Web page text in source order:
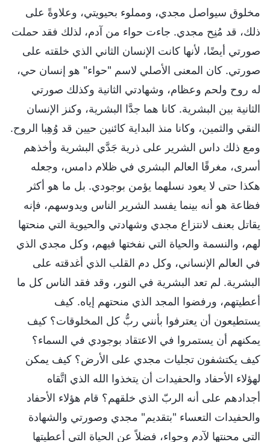
مخلوق سيواصل مجدي، ومملوء بحيويتي، وعلاوةً على
ذلك، قد مُنِح مجدي. جاءت حواء من آدم، لذلك فقد حملت
صورتي أيضًا، لأنها كانت الإنسان الثاني الذي خلقته على
صورتي. كان المعنى الأصلي لاسم "حواء" هو إنسان حي،
له روح ولحم وعظام، وشهادتي الثانية وكذلك صورتي
الثانية بين البشرية. كانا هما جدَّا البشرية، وكنز الإنسان
النقي والثمين، وكانا منذ البداية كائنين حيين قد وُهِبا الروح.
ومع ذلك داس الشرير على ذرية جَدَّي البشرية وأخذهم
أسرى، مغرقًا العالم البشري في ظلام دامس، وجعله
هكذا حتى لا يعود نسلهما يؤمن بوجودي. بل ما هو أكثر
فظاعة هو أنه بينما يفسد الشرير الناس ويدوسهم، فإنه
يقاتل بعنف لانتزاع مجدي وشهادتي والحيوية التي منحتها
لهم، والنسمة والحياة التي نفختها فيهم، وكل مجدي الذي
في العالم الإنساني، وكل دم القلب الذي أغدقته على
البشرية. لم تعد البشرية في النور، وقد فقد الناس كل ما
أعطيتهم، ورفضوا المجد الذي منحتهم إياه. كيف
يستطيعون أن يعترفوا بأنني ربُّ كل المخلوقات؟ كيف
يمكنهم أن يستمروا في الاعتقاد بوجودي في السماء؟
كيف يكتشفون تجليات مجدي على الأرض؟ كيف يمكن
لهؤلاء الأحفاد والحفيدات أن يتخذوا الله الذي اتَّقاه
أجدادهم على أنه الربّ الذي خلقهم؟ قام هؤلاء الأحفاد
والحفيدات التعساء "بتقديم" مجدي وصورتي والشهادة
التي محنتها لآدم وحواء، فضلاً عن الحياة التي أعطيتها